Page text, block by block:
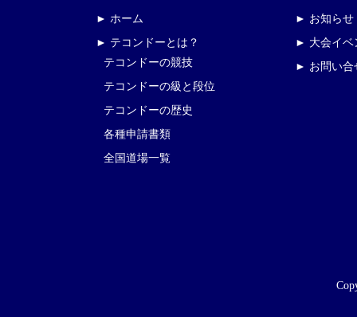
► ホーム
► テコンドーとは？
テコンドーの競技
テコンドーの級と段位
テコンドーの歴史
各種申請書類
全国道場一覧
► お知らせ
► 大会イベ
► お問い合